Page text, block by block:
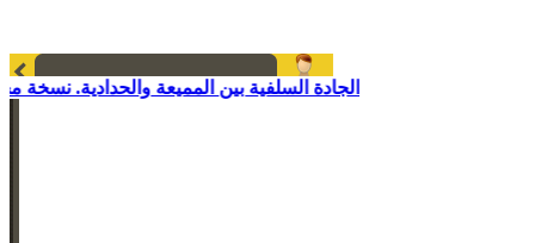
الجادة السلفية بين المميعة والحدادية. نسخة